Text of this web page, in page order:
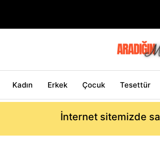
Kadın Erkek Çocuk Tesettür
İnternet sitemizde